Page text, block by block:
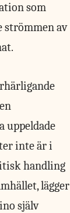
som
strömmen av
uppeldade
inte är i
handling
lägger
själv